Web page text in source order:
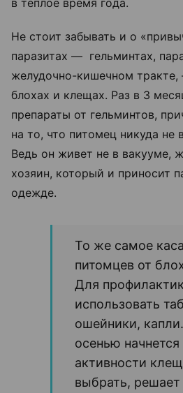
Не стоит забывать и о
паразитах — гельминтах,
желудочно-кишечном
блохах и клещах. Раз в 3
препараты от гельминтов,
на то, что питомец никуда не
Ведь он живет не в вакууме,
хозяин, который и приносит
одежде.
То же самое
питомцев от
Для
использовать
ошейники,
осенью
активности
выбрать,